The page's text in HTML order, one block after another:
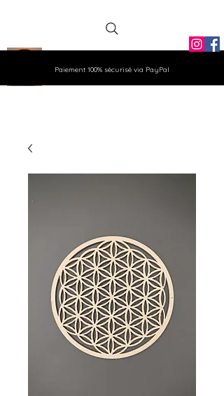
Aux Gemmes
Paiement 100% sécurisé via PayPal